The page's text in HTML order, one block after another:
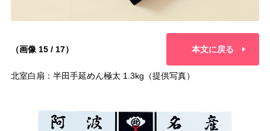
（画像 15 / 17） 本文に戻る
北室白扇：半田手延めん極太 1.3kg（提供写真）